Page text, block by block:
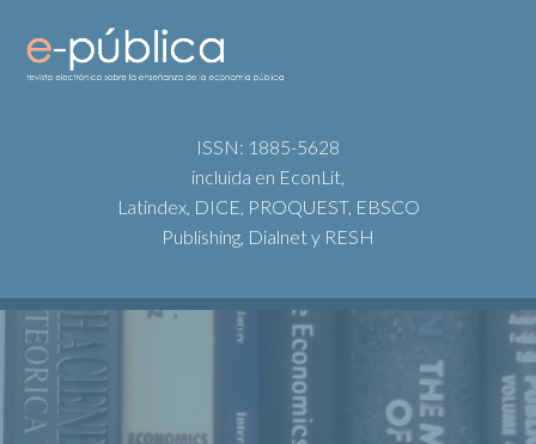
ISSN: 1885-5628
incluida en EconLit,
Latindex, DICE, PROQUEST, EBSCO
Publishing, Dialnet y RESH